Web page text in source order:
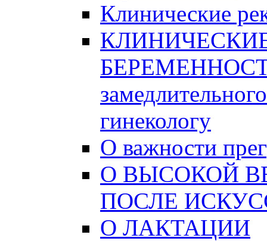
Клинические
гинекологу
О важности
О ВЫСОКОЙ
ПОСЛЕ
О ЛАКТАЦИИ